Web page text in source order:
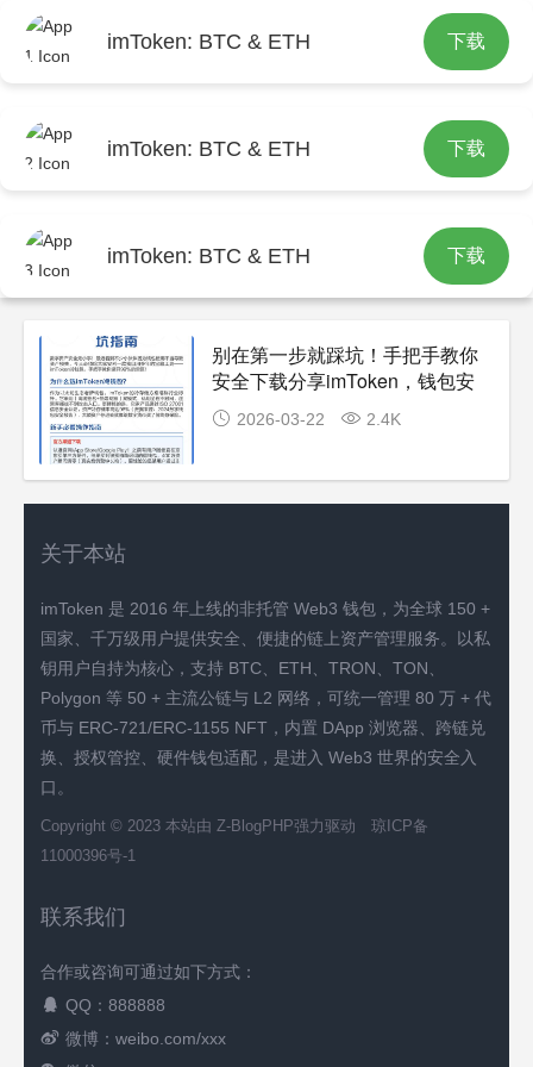
imToken: BTC & ETH 下载
imToken: BTC & ETH 下载
imToken: BTC & ETH 下载
首页
别在第一步就踩坑！手把手教你
安全下载分享imToken，钱包安
全无小事
2026-03-22 2.4K
关于本站
imToken 是 2016 年上线的非托管 Web3 钱包，为全球 150 +
国家、千万级用户提供安全、便捷的链上资产管理服务。以私
钥用户自持为核心，支持 BTC、ETH、TRON、TON、
Polygon 等 50 + 主流公链与 L2 网络，可统一管理 80 万 + 代
币与 ERC-721/ERC-1155 NFT，内置 DApp 浏览器、跨链兑
换、授权管控、硬件钱包适配，是进入 Web3 世界的安全入
口。
Copyright © 2023 本站由 Z-BlogPHP强力驱动
琼ICP备
11000396号-1
联系我们
合作或咨询可通过如下方式：
QQ：888888
微博：weibo.com/xxx